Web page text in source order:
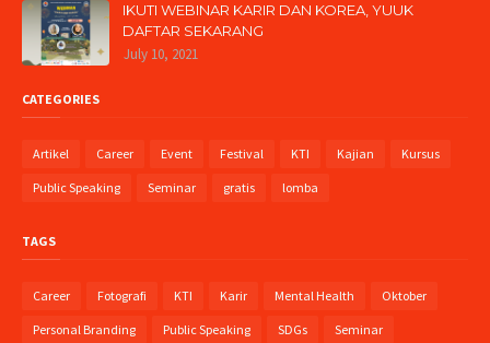
IKUTI WEBINAR KARIR DAN KOREA, YUUK
DAFTAR SEKARANG
July 10, 2021
CATEGORIES
Artikel Career Event Festival KTI Kajian Kursus
Public Speaking Seminar gratis lomba
TAGS
Career Fotografi KTI Karir Mental Health Oktober
Personal Branding Public Speaking SDGs Seminar